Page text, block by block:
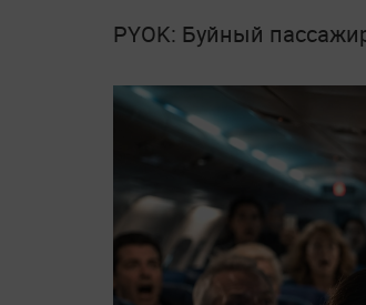
PYOK: Буйный